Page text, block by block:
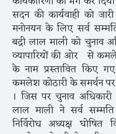
सदन की कार्यवाही को
मनोनयन के लिए सर्व
बद्री लाल माली को चुनाव
व्यापारियों की ओर से
के नाम प्रस्तावित किए
कमलेश कोठारी के समर्थन
। जिस पर चुनाव
लाल माली ने सर्व
निर्विरोध अध्यक्ष